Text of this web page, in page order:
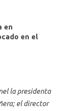
en
en el
la presidenta
el director